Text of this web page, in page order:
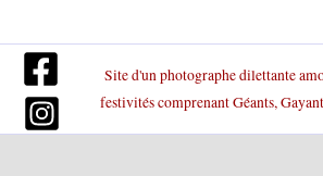
contenu
Site d'un photographe dilettante
festivités comprenant Géants,